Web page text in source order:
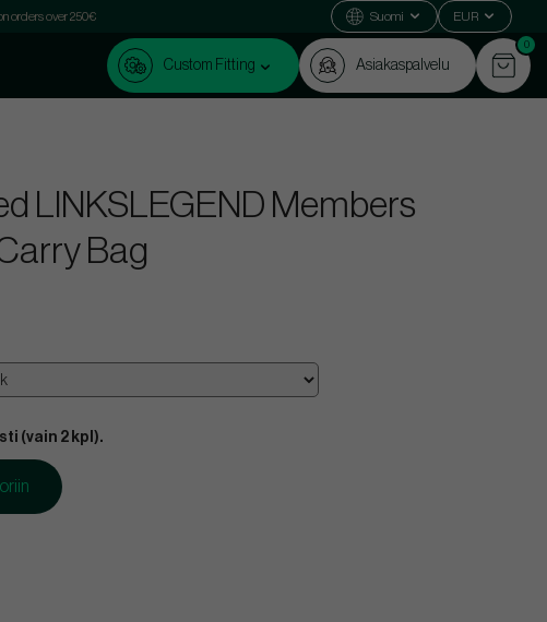
orders over 250€ Suomi EUR
Custom Fitting Asiakaspalvelu
0
LINKSLEGEND Members
Bag
(vain 2 kpl).